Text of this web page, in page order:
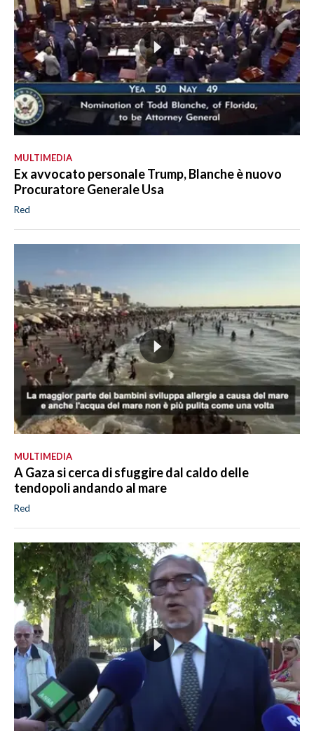
MULTIMEDIA
Ex avvocato personale Trump, Blanche è nuovo
Procuratore Generale Usa
Red
MULTIMEDIA
A Gaza si cerca di sfuggire dal caldo delle
tendopoli andando al mare
Red